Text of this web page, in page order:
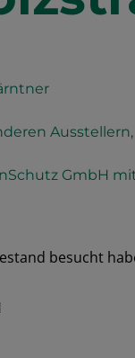
Ausstellern,
GmbH
besucht